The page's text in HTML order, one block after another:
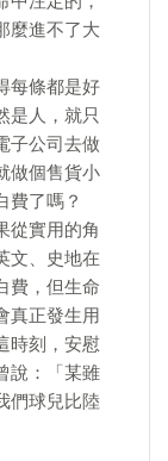
麼進不了大
每條都是好
是人，就只
子公司去做
做個售貨小
費了嗎？
從實用的角
文、史地在
費，但生命
真正發生用
時刻，安慰
說：「某雖
們球兒比陸